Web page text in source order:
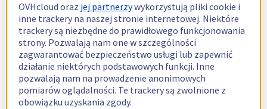
OVHcloud oraz jej partnerzywykorzystują pliki cookie i
inne trackery na naszej stronie internetowej. Niektóre
trackery są niezbędne do prawidłowego funkcjonowania
strony. Pozwalają nam one w szczególności
zagwarantować bezpieczeństwo usługi lub zapewnić
działanie niektórych podstawowych funkcji. Inne
pozwalają nam na prowadzenie anonimowych
pomiarów oglądalności. Te trackery są zwolnione z
obowiązku uzyskania zgody.